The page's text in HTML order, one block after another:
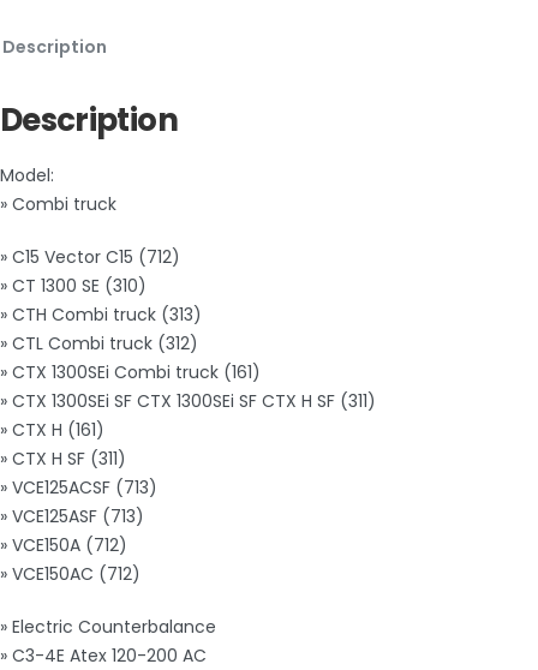
Description
Description
Model:
» Combi truck
» C15 Vector C15 (712)
» CT 1300 SE (310)
» CTH Combi truck (313)
» CTL Combi truck (312)
» CTX 1300SEi Combi truck (161)
» CTX 1300SEi SF CTX 1300SEi SF CTX H SF (311)
» CTX H (161)
» CTX H SF (311)
» VCE125ACSF (713)
» VCE125ASF (713)
» VCE150A (712)
» VCE150AC (712)
» Electric Counterbalance
» C3-4E Atex 120-200 AC